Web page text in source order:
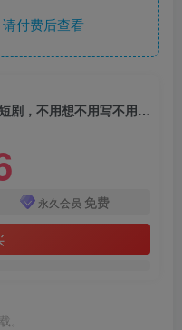
付费后查看
AI短剧工业化实战课，让AI替你做短剧，不用想不用写不用拍，搭建可量产的AI短剧制作团队
永久会员 免费
。